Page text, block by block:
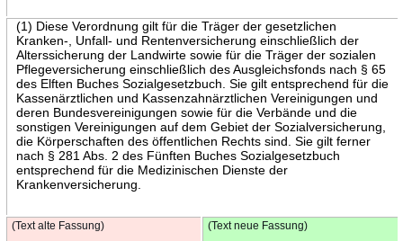
(1) Diese Verordnung gilt für die Träger der gesetzlichen
Kranken-, Unfall- und Rentenversicherung einschließlich der
Alterssicherung der Landwirte sowie für die Träger der sozialen
Pflegeversicherung einschließlich des Ausgleichsfonds nach § 65
des Elften Buches Sozialgesetzbuch. Sie gilt entsprechend für die
Kassenärztlichen und Kassenzahnärztlichen Vereinigungen und
deren Bundesvereinigungen sowie für die Verbände und die
sonstigen Vereinigungen auf dem Gebiet der Sozialversicherung,
die Körperschaften des öffentlichen Rechts sind. Sie gilt ferner
nach § 281 Abs. 2 des Fünften Buches Sozialgesetzbuch
entsprechend für die Medizinischen Dienste der
Krankenversicherung.
(Text alte Fassung) (Text neue Fassung)